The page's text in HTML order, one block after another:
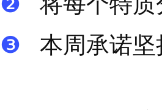
今天我在
在哪些方